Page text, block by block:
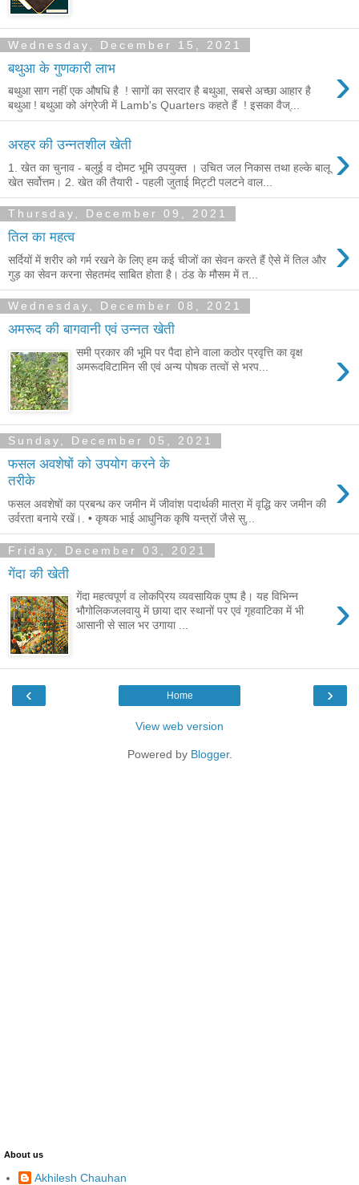
Wednesday, December 15, 2021
बथुआ के गुणकारी लाभ ›
बथुआ साग नहीं एक औषधि है ! सागों का सरदार है बथुआ, सबसे अच्छा आहार है
बथुआ ! बथुआ को अंग्रेजी में Lamb's Quarters कहते हैं ! इसका वैज्...
अरहर की उन्नतशील खेती ›
1. खेत का चुनाव - बलुई व दोमट भूमि उपयुक्त । उचित जल निकास तथा हल्के बालू
खेत सर्वोत्तम। 2. खेत की तैयारी - पहली जुताई मिट्टी पलटने वाल...
Thursday, December 09, 2021
तिल का महत्व ›
सर्दियों में शरीर को गर्म रखने के लिए हम कई चीजों का सेवन करते हैं ऐसे में तिल और
गुड़ का सेवन करना सेहतमंद साबित होता है। ठंड के मौसम में त...
Wednesday, December 08, 2021
अमरूद की बागवानी एवं उन्नत खेती
›
समी प्रकार की भूमि पर पैदा होने वाला कठोर प्रवृत्ति का वृक्ष
अमरूदविटामिन सी एवं अन्य पोषक तत्वों से भरप...
Sunday, December 05, 2021
फसल अवशेषों को उपयोग करने के
तरीके
›
फसल अवशेषों का प्रबन्ध कर जमीन में जीवांश पदार्थकी मात्रा में वृद्धि कर जमीन की
उर्वरता बनाये रखें।. • कृषक भाई आधुनिक कृषि यन्त्रों जैसे सु...
Friday, December 03, 2021
गेंदा की खेती
›
गेंदा महत्वपूर्ण व लोकप्रिय व्यवसायिक पुष्प है। यह विभिन्न
भौगोलिकजलवायु में छाया दार स्थानों पर एवं गृहवाटिका में भी
आसानी से साल भर उगाया ...
‹ ›
Home
View web version
Powered by Blogger.
About us
Akhilesh Chauhan